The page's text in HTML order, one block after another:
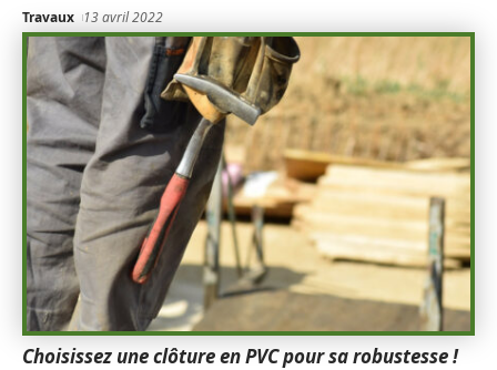
Travaux 13 avril 2022
Choisissez une clôture en PVC pour sa robustesse !